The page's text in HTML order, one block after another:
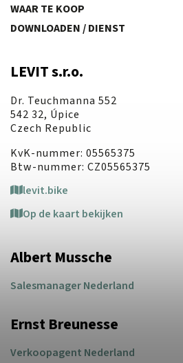
WAAR TE KOOP
DOWNLOADEN / DIENST
LEVIT s.r.o.
Dr. Teuchmanna 552
542 32, Úpice
Czech Republic
KvK-nummer: 05565375
Btw-nummer: CZ05565375
levit.bike
Op de kaart bekijken
Albert Mussche
Salesmanager Nederland
Ernst Breunesse
Verkoopagent Nederland